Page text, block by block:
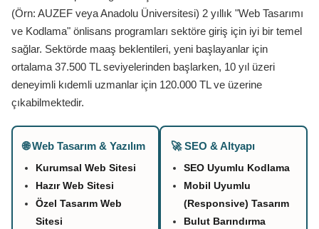
(Örn: AUZEF veya Anadolu Üniversitesi) 2 yıllık "Web Tasarımı
ve Kodlama" önlisans programları sektöre giriş için iyi bir temel
sağlar. Sektörde maaş beklentileri, yeni başlayanlar için
ortalama 37.500 TL seviyelerinden başlarken, 10 yıl üzeri
deneyimli kıdemli uzmanlar için 120.000 TL ve üzerine
çıkabilmektedir.
🌐 Web Tasarım & Yazılım
Kurumsal Web Sitesi
Hazır Web Sitesi
Özel Tasarım Web
Sitesi
🚀 SEO & Altyapı
SEO Uyumlu Kodlama
Mobil Uyumlu
(Responsive) Tasarım
Bulut Barındırma